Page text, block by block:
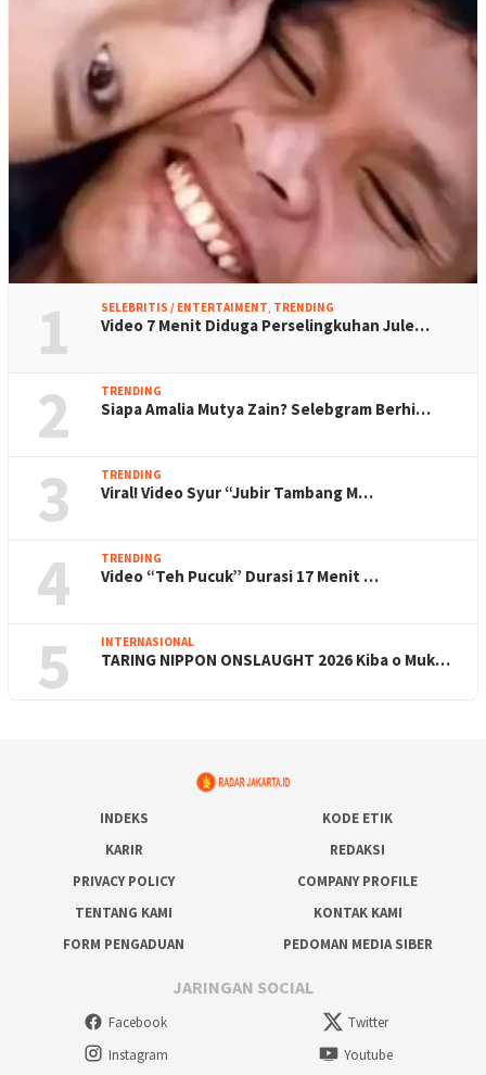
1 SELEBRITIS / ENTERTAIMENT, TRENDING
Video 7 Menit Diduga Perselingkuhan Jule…
2 TRENDING
Siapa Amalia Mutya Zain? Selebgram Berhi…
3 TRENDING
Viral! Video Syur “Jubir Tambang M…
4 TRENDING
Video “Teh Pucuk” Durasi 17 Menit …
5 INTERNASIONAL
TARING NIPPON ONSLAUGHT 2026 Kiba o Muk…
INDEKS
KODE ETIK
KARIR
REDAKSI
PRIVACY POLICY
COMPANY PROFILE
TENTANG KAMI
KONTAK KAMI
FORM PENGADUAN
PEDOMAN MEDIA SIBER
JARINGAN SOCIAL
Facebook
Twitter
Instagram
Youtube